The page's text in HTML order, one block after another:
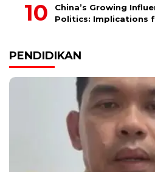
China’s Growing
Politics: Implications
PENDIDIKAN